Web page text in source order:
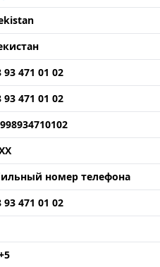
93 471 01 02
93 471 01 02
номер телефона
93 471 01 02